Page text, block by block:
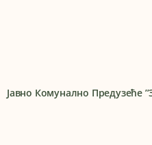
Јавно Комунално Предузеће